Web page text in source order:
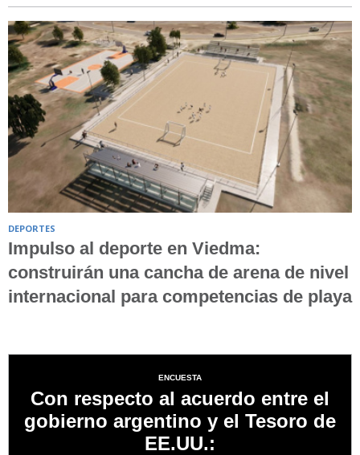
DEPORTES
Impulso al deporte en Viedma:
construirán una cancha de arena de nivel
internacional para competencias de playa
ENCUESTA
Con respecto al acuerdo entre el
gobierno argentino y el Tesoro de
EE.UU.: